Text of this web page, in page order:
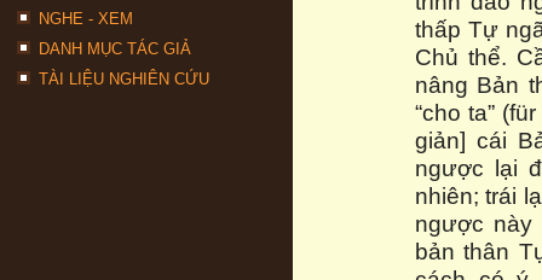
NGHE - XEM
DANH MỤC TÁC GIẢ
TÀI LIỆU NGHIÊN CỨU
thấp Tự
Chủ thể.
nâng Bản
“cho ta”
giản] cái
ngược lại
nhiên; trái
ngược này
bản thân